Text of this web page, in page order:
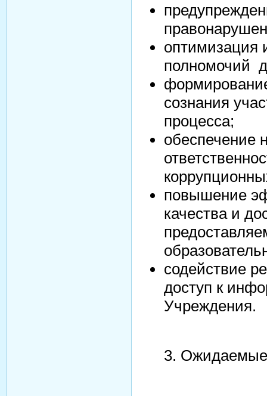
оптимизация
полномочий
сознания
процесса;
обеспечение
повышение
качества и
содействие
доступ к
Учреждения.
3. Ожидаемые